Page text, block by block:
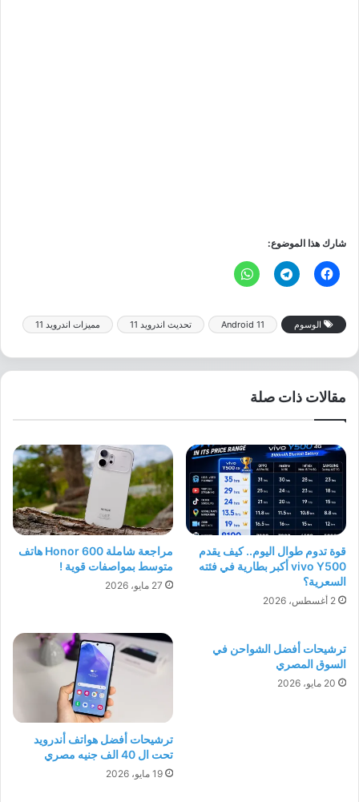
شارك هذا الموضوع:
الوسوم Android 11 تحديث اندرويد 11 مميزات اندرويد 11
مقالات ذات صلة
قوة تدوم طوال اليوم.. كيف يقدم
vivo Y500 أكبر بطارية في فئته
السعرية؟
2 أغسطس، 2026
مراجعة شاملة Honor 600 هاتف
متوسط بمواصفات قوية !
27 مايو، 2026
ترشيحات أفضل الشواحن في
السوق المصري
20 مايو، 2026
ترشيحات أفضل هواتف أندرويد
تحت ال 40 الف جنيه مصري
19 مايو، 2026